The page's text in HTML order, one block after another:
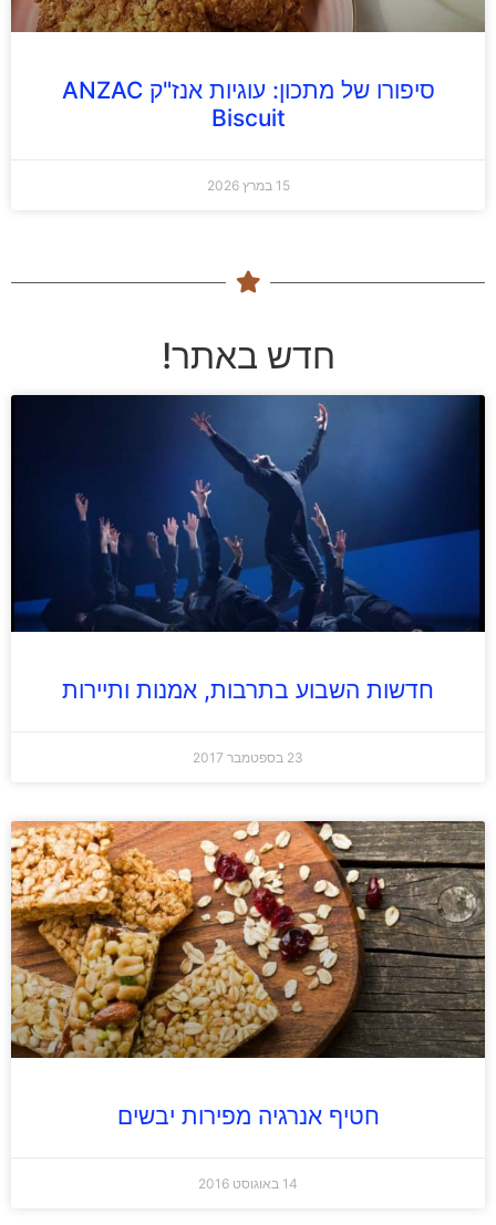
סיפורו של מתכון: עוגיות אנז"ק ANZAC
Biscuit
15 במרץ 2026
חדש באתר!
חדשות השבוע בתרבות, אמנות ותיירות
23 בספטמבר 2017
חטיף אנרגיה מפירות יבשים
14 באוגוסט 2016